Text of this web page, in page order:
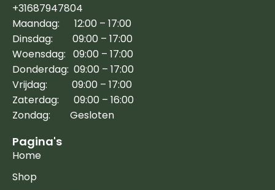
+31687947804
Maandag: 12:00 – 17:00
Dinsdag: 09:00 – 17:00
Woensdag: 09:00 – 17:00
Donderdag: 09:00 – 17:00
Vrijdag: 09:00 – 17:00
Zaterdag: 09:00 – 16:00
Zondag: Gesloten
Pagina's
Home
Shop